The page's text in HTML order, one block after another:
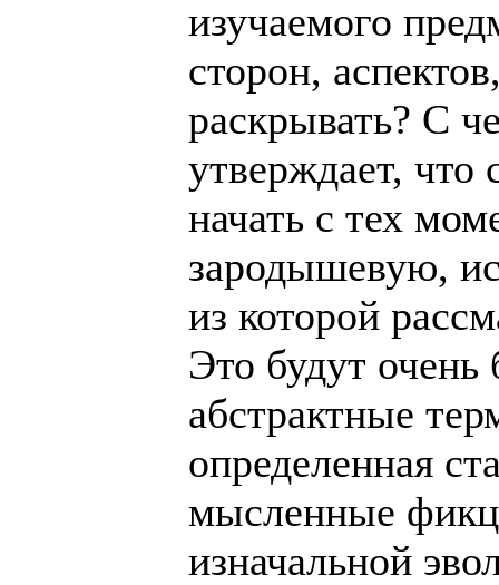
изучаемого
сторон,
раскрывать? С
утверждает,
начать с тех
зародышевую,
из которой
Это будут
абстрактные
определенная
мысленные
изначальной